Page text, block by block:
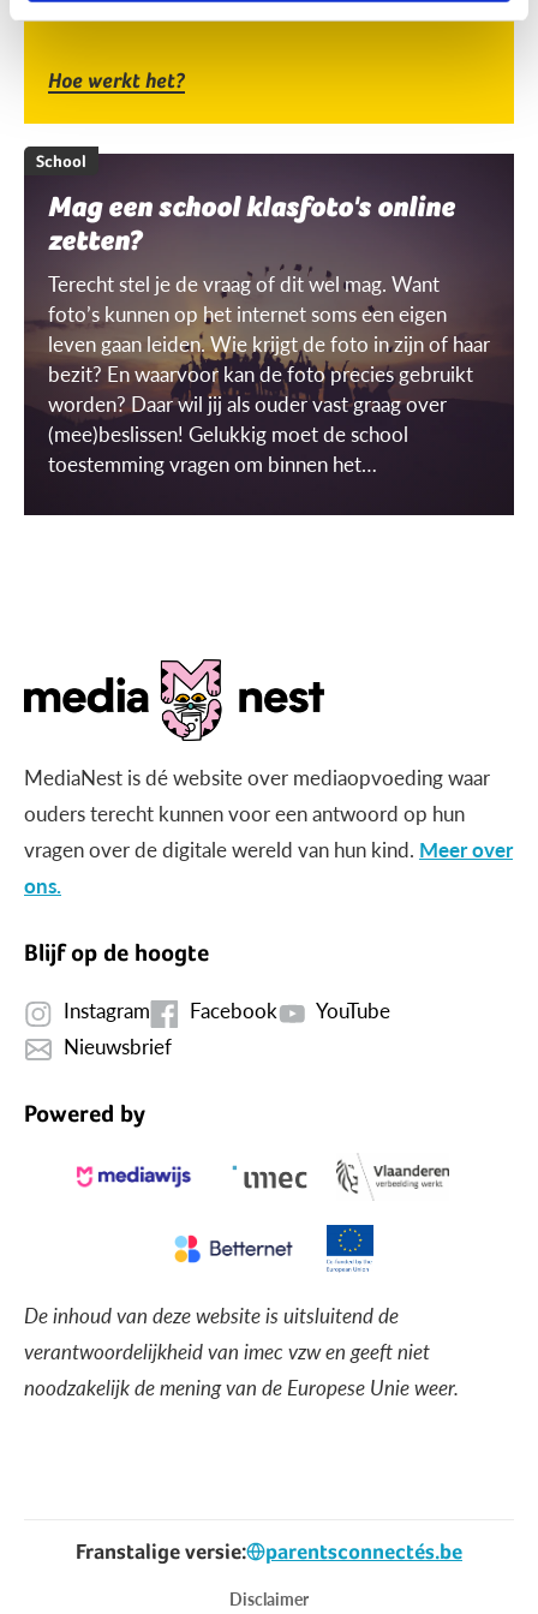
Hoe werkt het?
School
Mag een school klasfoto's online
zetten?
Terecht stel je de vraag of dit wel mag. Want
foto’s kunnen op het internet soms een eigen
leven gaan leiden. Wie krijgt de foto in zijn of haar
bezit? En waarvoor kan de foto precies gebruikt
worden? Daar wil jij als ouder vast graag over
(mee)beslissen! Gelukkig moet de school
toestemming vragen om binnen het
maken én gebruiken. Maar wat is dat dan, een
MediaNest is dé website over mediaopvoeding waar
ouders terecht kunnen voor een antwoord op hun
vragen over de digitale wereld van hun kind. Meer over
ons.
Blijf op de hoogte
Instagram Facebook
YouTube
Nieuwsbrief
Powered by
De inhoud van deze website is uitsluitend de
verantwoordelijkheid van imec vzw en geeft niet
noodzakelijk de mening van de Europese Unie weer.
Franstalige versie: parentsconnectés.be
Disclaimer